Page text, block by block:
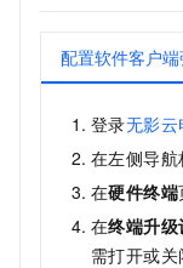
配置软件客户
登录无影云
在左侧导
在硬件终端
在终端升级
需打开或关